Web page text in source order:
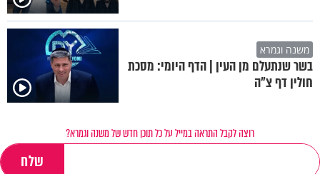
משנה וגמרא
בשר שנתעלם מן העין | הדף היומי: מסכת
חולין דף צ"ה
רוצה לקבל התראה במייל על כל תוכן חדש של משנה וגמרא?